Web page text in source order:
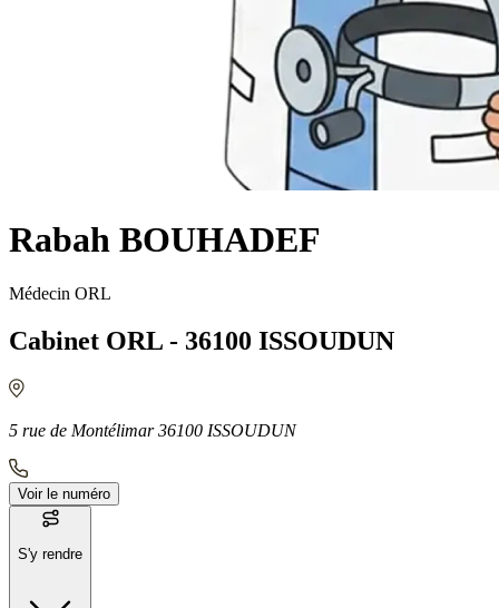
Rabah BOUHADEF
Médecin ORL
Cabinet ORL - 36100 ISSOUDUN
5 rue de Montélimar 36100 ISSOUDUN
Voir le numéro
S'y rendre